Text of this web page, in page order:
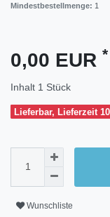
Mindestbestellmenge: 1
0,00 EUR *
Inhalt 1 Stück
Lieferbar, Lieferzeit
Wunschliste